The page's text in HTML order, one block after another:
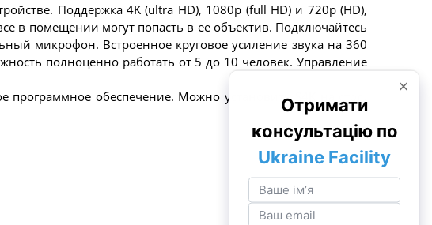
Поддержка 4K (ultra HD), 1080p (full HD) и 720p (HD),
в помещении могут попасть в ее объектив. Подключайтесь
микрофон. Встроенное круговое усиление звука на 360
полноценно работать от 5 до 10 человек. Управление
обеспечение. Можно установить S4K на стол,